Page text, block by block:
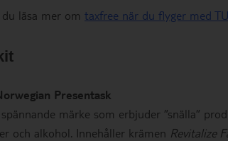
läsa mer om taxfree när du flyger med
Presentask
märke som erbjuder ”snälla”
och alkohol. Innehåller krämen Revitalize